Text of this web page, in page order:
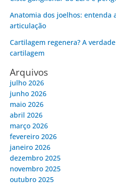
Anatomia dos joelhos: entenda
articulação
Cartilagem regenera? A
cartilagem
Arquivos
julho 2026
junho 2026
maio 2026
abril 2026
março 2026
fevereiro 2026
janeiro 2026
dezembro 2025
novembro 2025
outubro 2025